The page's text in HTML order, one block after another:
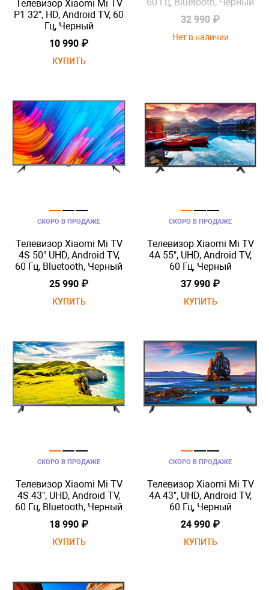
Телевизор Xiaomi Mi TV
P1 32", HD, Android TV, 60
Гц, Черный
10 990 ₽
КУПИТЬ
32 990 ₽
Нет в наличии
СКОРО В ПРОДАЖЕ
Телевизор Xiaomi Mi TV
4S 50" UHD, Android TV,
60 Гц, Bluetooth, Черный
25 990 ₽
КУПИТЬ
СКОРО В ПРОДАЖЕ
Телевизор Xiaomi Mi TV
4A 55", UHD, Android TV,
60 Гц, Черный
37 990 ₽
КУПИТЬ
СКОРО В ПРОДАЖЕ
Телевизор Xiaomi Mi TV
4S 43", UHD, Android TV,
60 Гц, Bluetooth, Черный
18 990 ₽
КУПИТЬ
СКОРО В ПРОДАЖЕ
Телевизор Xiaomi Mi TV
4A 43", UHD, Android TV,
60 Гц, Черный
24 990 ₽
КУПИТЬ